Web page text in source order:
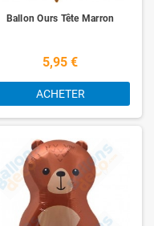
Ballon Ours Tête Marron
5,95 €
ACHETER